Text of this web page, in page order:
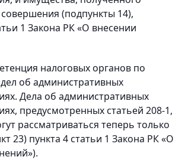
совершения (подпункты 14),
1 Закона РК «О внесении
налоговых органов по
об административных
Дела об административных
предусмотренных статьей 208-1,
рассматриваться теперь только
23) пункта 4 статьи 1 Закона РК «О